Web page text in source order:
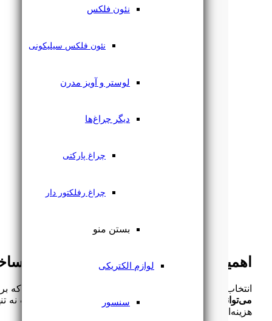
نئون فلکس
نئون فلکس سیلیکونی
لوستر و آویز مدرن
دیگر چراغ‌ها
چراغ پارکتی
چراغ رفلکتور دار
بستن منو
لوازم الکتریکی
سنسور
اهمیت انتخاب بهترین ریسه برای نمای
انتخاب ریسه مناسب برای نمای ساختمان، تصمیمی است که
می‌تواند به کابوسی پرهزینه تبدیل شود
هزینه‌ای چندبرابر خرید اولیه به همراه دارد.